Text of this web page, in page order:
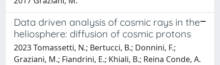
Data driven analysis of cosmic rays in the
heliosphere: diffusion of cosmic protons
2023 Tomassetti, N.; Bertucci, B.; Donnini, F.;
Graziani, M.; Fiandrini, E.; Khiali, B.; Reina Conde, A.